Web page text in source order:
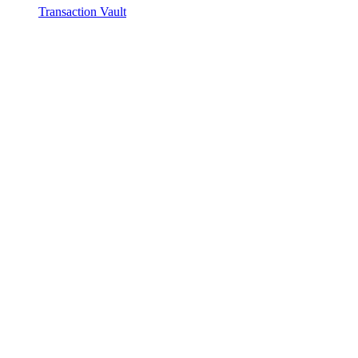
Transaction Vault